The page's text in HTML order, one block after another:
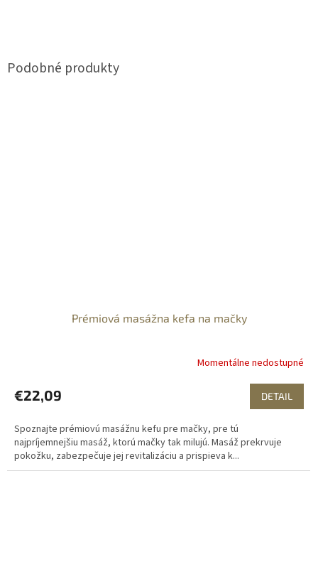
Prémiová masážna kefa na mačky
Momentálne nedostupné
€22,09 DETAIL
Spoznajte prémiovú masážnu kefu pre mačky, pre tú
najpríjemnejšiu masáž, ktorú mačky tak milujú. Masáž prekrvuje
pokožku, zabezpečuje jej revitalizáciu a prispieva k...